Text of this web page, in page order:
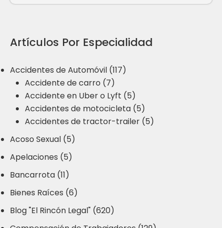
Artículos Por Especialidad
Accidentes de Automóvil (117)
Accidente de carro (7)
Accidente en Uber o Lyft (5)
Accidentes de motocicleta (5)
Accidentes de tractor-trailer (5)
Acoso Sexual (5)
Apelaciones (5)
Bancarrota (11)
Bienes Raíces (6)
Blog "El Rincón Legal" (620)